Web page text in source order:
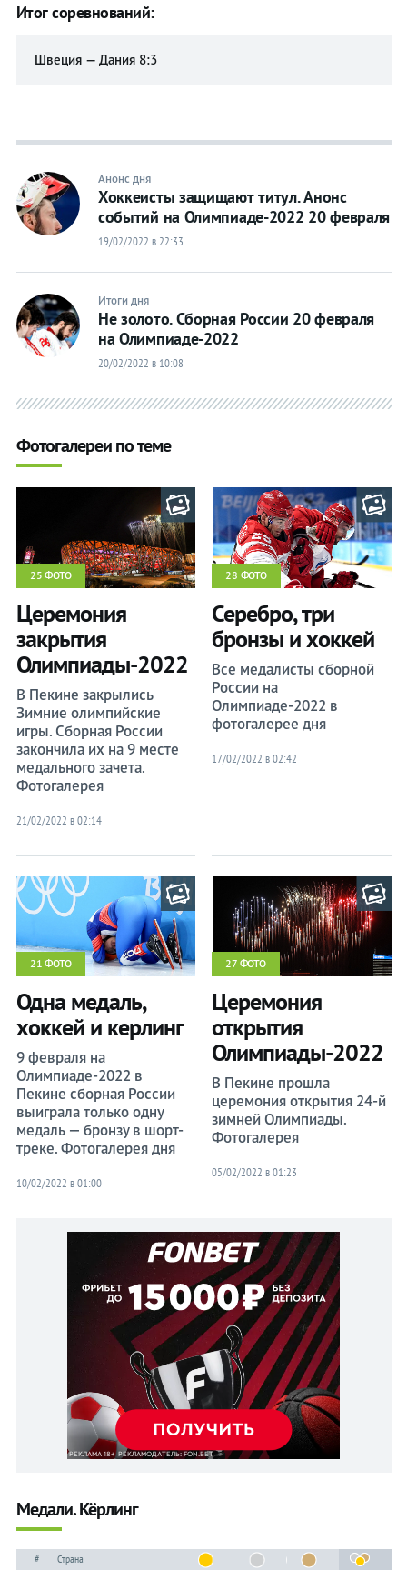
Прыжки с
Санный
катание
Фристайл
Хоккей
трек
Футбол
Прогнозы
на спорт
Букмекеры
Хоккей
Бои
Прочие
Итог соревнований:
Швеция — Дания 8:3
Анонс дня
Хоккеисты защищают титул. Анонс
событий на Олимпиаде-2022 20 февраля
19/02/2022 в 22:33
Итоги дня
Не золото. Сборная России 20 февраля
на Олимпиаде-2022
20/02/2022 в 10:08
Фотогалереи по теме
25 ФОТО
Церемония
закрытия
Олимпиады-2022
В Пекине закрылись
Зимние олимпийские
игры. Сборная России
закончила их на 9 месте
медального зачета.
Фотогалерея
21/02/2022 в 02:14
28 ФОТО
Серебро, три
бронзы и хоккей
Все медалисты сборной
России на
Олимпиаде-2022 в
фотогалерее дня
17/02/2022 в 02:42
21 ФОТО
Одна медаль,
хоккей и керлинг
9 февраля на
Олимпиаде-2022 в
Пекине сборная России
выиграла только одну
медаль — бронзу в шорт-
треке. Фотогалерея дня
10/02/2022 в 01:00
27 ФОТО
Церемония
открытия
Олимпиады-2022
В Пекине прошла
церемония открытия 24-й
зимней Олимпиады.
Фотогалерея
05/02/2022 в 01:23
Медали. Кёрлинг
# Страна
Прыжки с
Санный
катание
Фристайл
Хоккей
трек
Футбол
Прогнозы
на спорт
Букмекеры
Хоккей
Бои
Прочие